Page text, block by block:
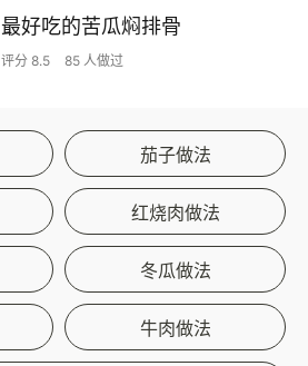
最好吃的苦瓜焖排骨
评分 8.5 85 人做过
茄子做法
红烧肉做法
冬瓜做法
牛肉做法